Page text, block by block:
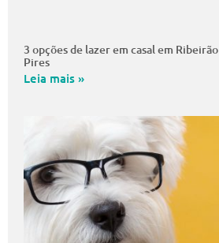
3 opções de lazer em casal em Ribeirão
Pires
Leia mais »